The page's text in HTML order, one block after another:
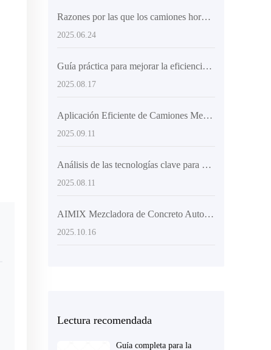
Razones por las que los camiones hormigonera certificados son populares en los mercados extranjeros
2025.06.24
Guía práctica para mejorar la eficiencia de descarga con el camion mezclador AIMIX AS-4.0 y su tambor rotativo de 270 grados
2025.08.17
Aplicación Eficiente de Camiones Mezcladores con Carga Superior en Proyectos Constructivos de Gran Escala
2025.09.11
Análisis de las tecnologías clave para mejorar la flexibilidad y la eficiencia de descarga de los mezcladores de concreto
2025.08.11
AIMIX Mezcladora de Concreto Autocargable de 3,5 m³: La Elección Ideal para Mejorar la Eficiencia de Descarga y la Flexibilidad en la Construcción
2025.10.16
Lectura recomendada
Guía completa para la